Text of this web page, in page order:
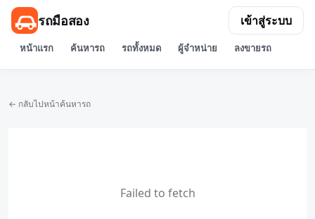
รถมือสอง
หน้าแรก ค้นหารถ รถทั้งหมด ผู้จำหน่าย ลงขายรถ
เข้าสู่ระบบ
← กลับไปหน้าค้นหารถ
Failed to fetch